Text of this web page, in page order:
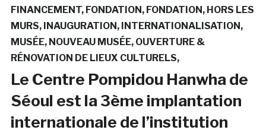
FINANCEMENT FONDATION FONDATION HORS LES
MURS INAUGURATION INTERNATIONALISATION
MUSÉE NOUVEAU MUSÉE OUVERTURE &
RÉNOVATION DE LIEUX CULTURELS
Le Centre Pompidou Hanwha de
Séoul est la 3ème implantation
internationale de l’institution